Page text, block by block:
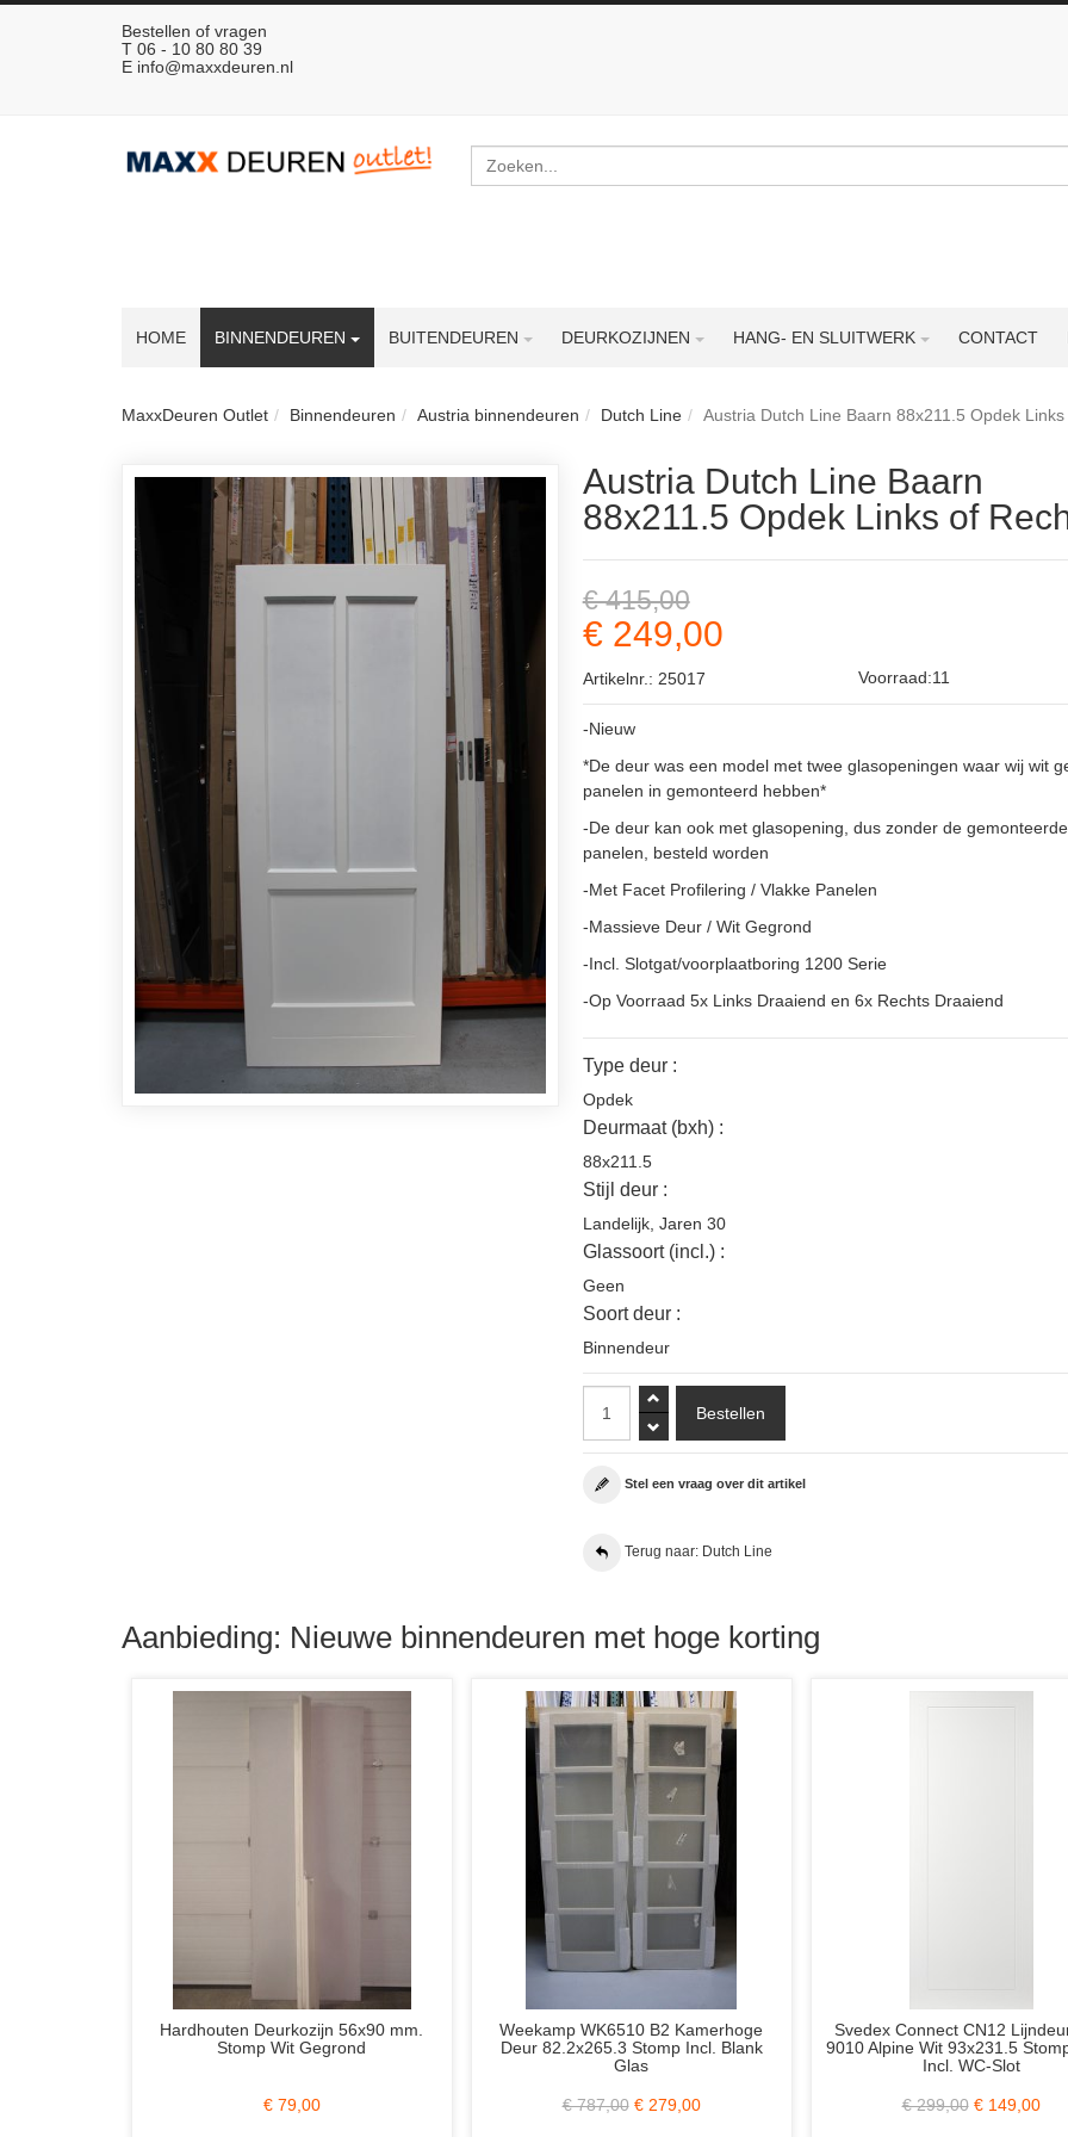
Bestellen of vragen
T 06 - 10 80 80 39
E info@maxxdeuren.nl
Zoeken
HOME BINNENDEUREN BUITENDEUREN DEURKOZIJNEN HANG- EN SLUITWERK CONTACT
MaxxDeuren Outlet Binnendeuren Austria binnendeuren Dutch Line Austria Dutch Line Baarn 88x211.5 Opdek
Austria Dutch Line Baarn
88x211.5 Opdek Links of
€ 415,00
€ 249,00
Voorraad:11
Artikelnr.: 25017
-Nieuw
*De deur was een model met twee glasopeningen waar wij wit
panelen in gemonteerd hebben*
-De deur kan ook met glasopening, dus zonder de gemonteerde
panelen, besteld worden
-Met Facet Profilering / Vlakke Panelen
-Massieve Deur / Wit Gegrond
-Incl. Slotgat/voorplaatboring 1200 Serie
-Op Voorraad 5x Links Draaiend en 6x Rechts Draaiend
Type deur :
Opdek
Deurmaat (bxh) :
88x211.5
Stijl deur :
Landelijk, Jaren 30
Glassoort (incl.) :
Geen
Soort deur :
Binnendeur
Stel een vraag over dit artikel
Terug naar: Dutch Line
Aanbieding: Nieuwe binnendeuren met hoge korting
Connect CN12 Lijndeur RAL
Wit 93x231.5 Stomp Links
Skantrae SlimSeries SSL 14807 Eiken
Gelakt 88x231.5 Stomp Incl. Blank
1 Set Java Industrieel Openslaande
Deuren 2/94.5x231.5 Stomp Incl. Mat
€ 1.299,00
Opdek